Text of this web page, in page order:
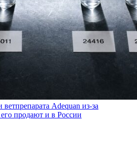
Adequan из-за
продают и в России